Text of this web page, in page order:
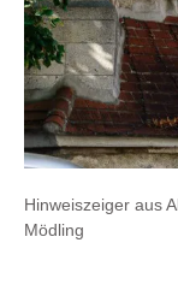
Hinweiszeiger aus
Mödling